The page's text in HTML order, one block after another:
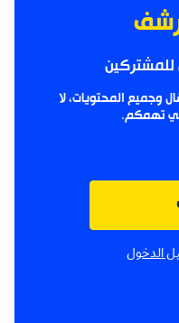
وجميع المحتويات، لا
تهمكم.
الدخول